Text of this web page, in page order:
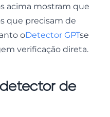
acima mostram que
que precisam de
oDetector GPTse
verificação direta.
de